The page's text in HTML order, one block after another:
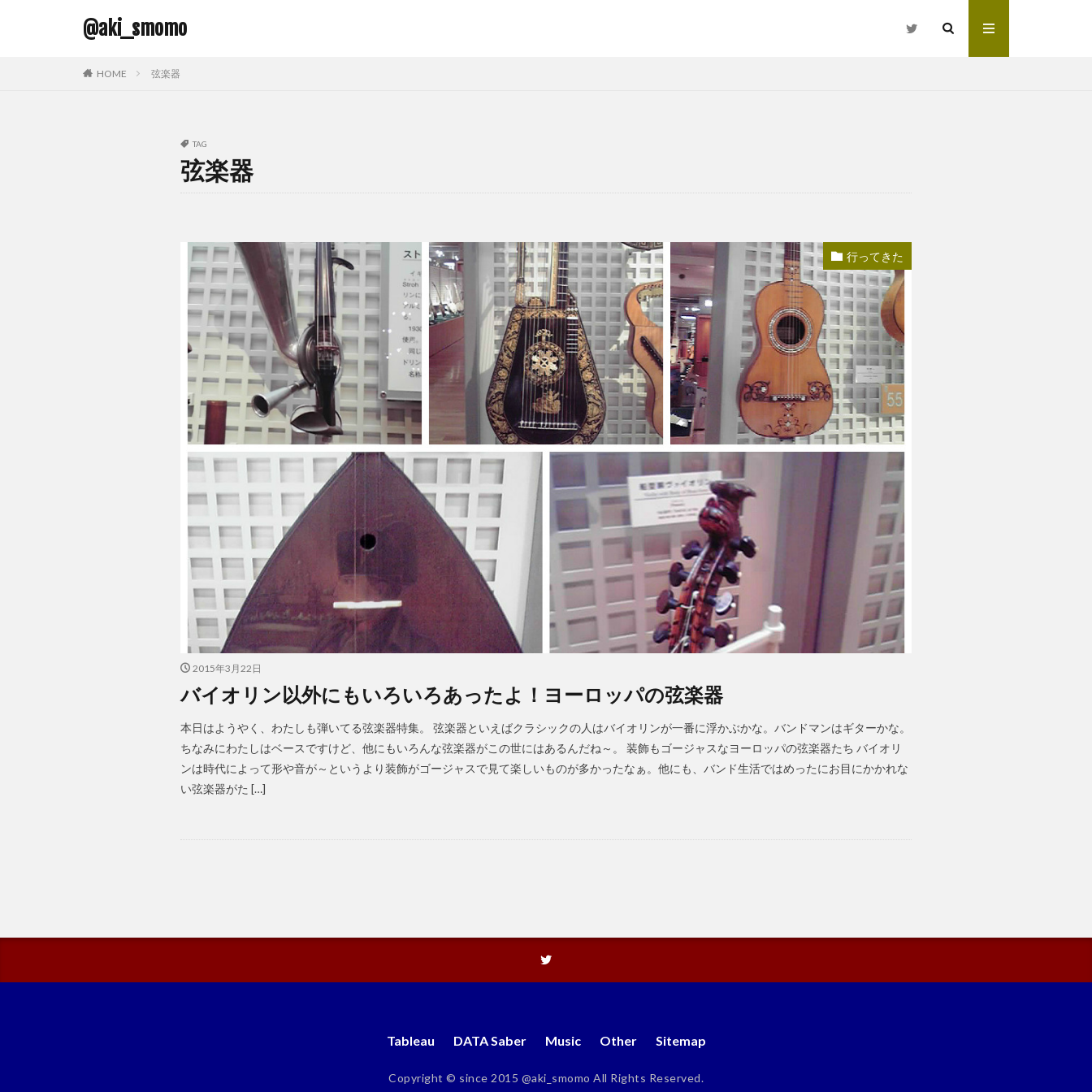
@aki_smomo
HOME 弦楽器
TAG
弦楽器
行ってきた
2015年3月22日
バイオリン以外にもいろいろあったよ！ヨーロッパの弦楽器
本日はようやく、わたしも弾いてる弦楽器特集。 弦楽器といえばクラシックの人はバイオリンが一番に浮かぶかな。バンドマンはギターかな。
ちなみにわたしはベースですけど、他にもいろんな弦楽器がこの世にはあるんだね～。 装飾もゴージャスなヨーロッパの弦楽器たち バイオリ
ンは時代によって形や音が～というより装飾がゴージャスで見て楽しいものが多かったなぁ。他にも、バンド生活ではめったにお目にかかれな
い弦楽器がた […]
Tableau DATA Saber Music Other Sitemap
Copyright © since 2015 @aki_smomo All Rights Reserved.